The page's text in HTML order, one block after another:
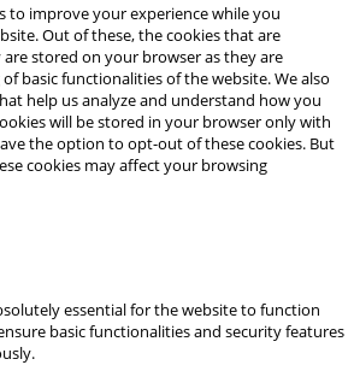
to improve your experience while you
Out of these, the cookies that are
are stored on your browser as they are
basic functionalities of the website. We also
help us analyze and understand how you
will be stored in your browser only with
the option to opt-out of these cookies. But
cookies may affect your browsing
essential for the website to function
basic functionalities and security features